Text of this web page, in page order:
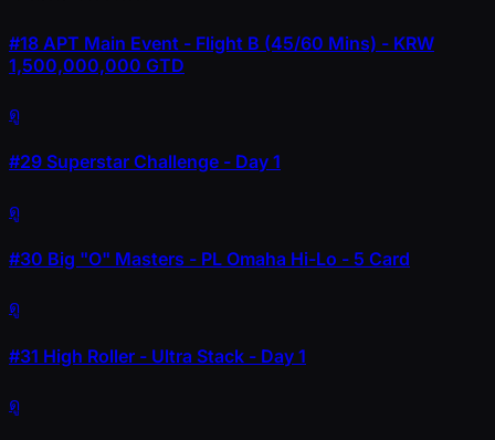
#18 APT Main Event - Flight B (45/60 Mins) - KRW
1,500,000,000 GTD
ดู
#29 Superstar Challenge - Day 1
ดู
#30 Big "O" Masters - PL Omaha Hi-Lo - 5 Card
ดู
#31 High Roller - Ultra Stack - Day 1
ดู